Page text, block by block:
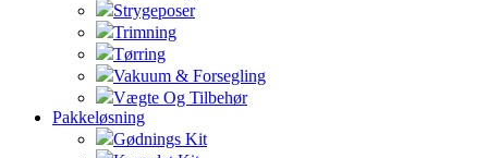
Strygeposer
Trimning
Tørring
Vakuum & Forsegling
Vægte Og Tilbehør
Pakkeløsning
Gødnings Kit